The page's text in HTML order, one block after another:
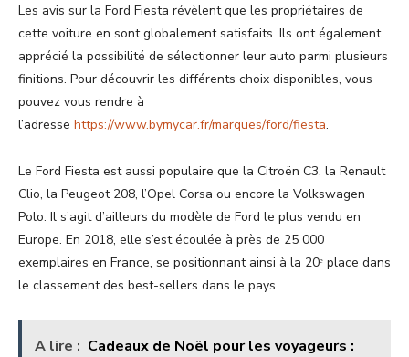
Les avis sur la Ford Fiesta révèlent que les propriétaires de
cette voiture en sont globalement satisfaits. Ils ont également
apprécié la possibilité de sélectionner leur auto parmi plusieurs
finitions. Pour découvrir les différents choix disponibles, vous
pouvez vous rendre à
l’adresse https://www.bymycar.fr/marques/ford/fiesta.
Le Ford Fiesta est aussi populaire que la Citroën C3, la Renault
Clio, la Peugeot 208, l’Opel Corsa ou encore la Volkswagen
Polo. Il s’agit d’ailleurs du modèle de Ford le plus vendu en
Europe. En 2018, elle s’est écoulée à près de 25 000
exemplaires en France, se positionnant ainsi à la 20ᵉ place dans
le classement des best-sellers dans le pays.
A lire : Cadeaux de Noël pour les voyageurs :